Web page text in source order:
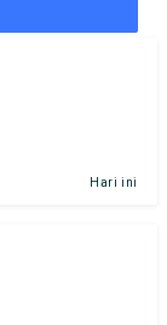
Hari ini